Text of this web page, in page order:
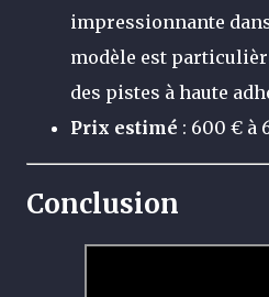
impressionnante
modèle est
des pistes à haute
Prix estimé : 600 € à
Conclusion